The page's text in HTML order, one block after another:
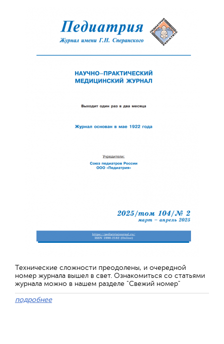
Технические сложности преодолены, и очередной
номер журнала вышел в свет. Ознакомиться со статьями
журнала можно в нашем разделе "Свежий номер"
подробнее